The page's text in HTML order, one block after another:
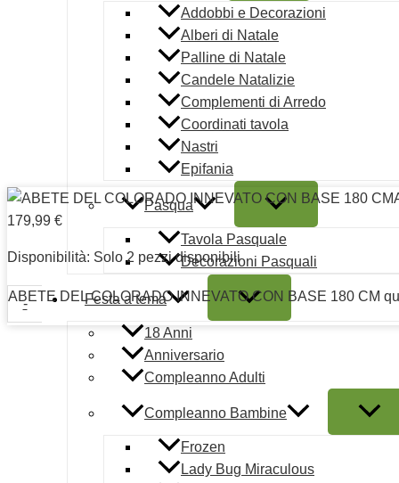
Addobbi e Decorazioni
Alberi di Natale
Palline di Natale
Candele Natalizie
Complementi di Arredo
Coordinati tavola
Nastri
Epifania
Pasqua
Tavola Pasquale
Decorazioni Pasquali
Festa a tema
18 Anni
Anniversario
Compleanno Adulti
Compleanno Bambine
Frozen
Lady Bug Miraculous
Copyright © 2026 | Mautone Party | PIVA
Condizioni d'uso
Note legali
Ordini e Spedizioni prodotti
Termini e condizioni
Cookie Policy (UE)
179,99 €
Disponibilità: Solo 2 pezzi disponibili
-
ABETE DEL COLORADO INNEVATO CON BASE 180 CM